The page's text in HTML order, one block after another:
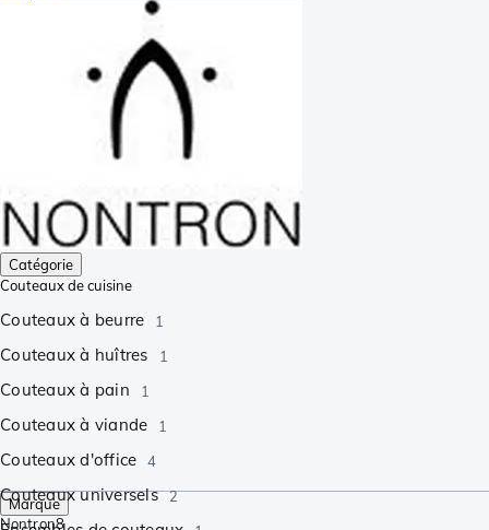
Catégorie
Couteaux de cuisine
Couteaux à beurre 1
Couteaux à huîtres 1
Couteaux à pain 1
Couteaux à viande 1
Couteaux d'office 4
Couteaux universels 2
Marque
Nontron8